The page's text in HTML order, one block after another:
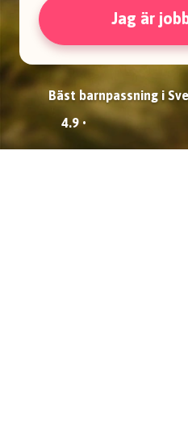
Jag är
Bäst barnpassning i
4.9 •